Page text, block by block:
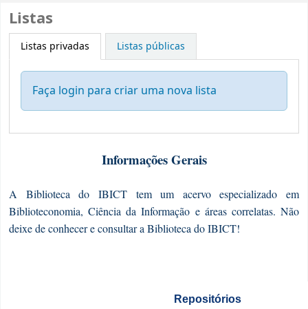
Informações Gerais
A Biblioteca do IBICT tem um acervo especializado em
Biblioteconomia, Ciência da Informação e áreas correlatas. Não
deixe de conhecer e consultar a Biblioteca do IBICT!
Listas
Listas privadas Listas públicas
Faça login para criar uma nova lista
Repositórios